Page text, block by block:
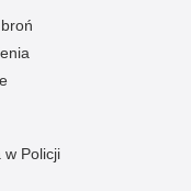
w Policji